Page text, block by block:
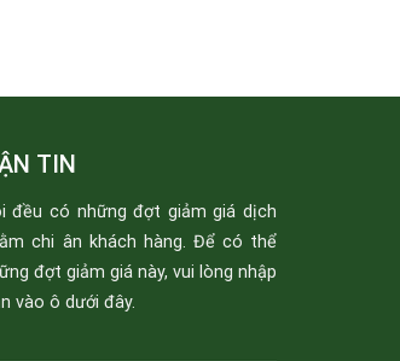
TIN
đều có những đợt giảm giá dịch
chi ân khách hàng. Để có thể
đợt giảm giá này, vui lòng nhập
vào ô dưới đây.